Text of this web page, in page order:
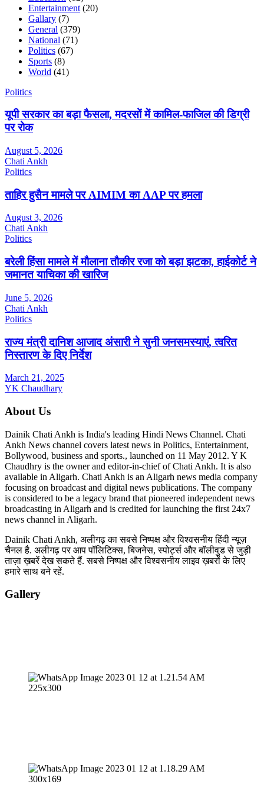
Entertainment (20)
Gallary (7)
General (379)
National (71)
Politics (67)
Sports (8)
World (41)
Politics
यूपी सरकार का बड़ा फैसला, मदरसों में कामिल-फाजिल की डिग्री
पर रोक
August 5, 2026
Chati Ankh
Politics
ताहिर हुसैन मामले पर AIMIM का AAP पर हमला
August 3, 2026
Chati Ankh
Politics
बरेली हिंसा मामले में मौलाना तौकीर रजा को बड़ा झटका, हाईकोर्ट ने
जमानत याचिका की खारिज
June 5, 2026
Chati Ankh
Politics
राज्य मंत्री दानिश आजाद अंसारी ने सुनी जनसमस्याएं, त्वरित
निस्तारण के दिए निर्देश
March 21, 2025
YK Chaudhary
About Us
Dainik Chati Ankh is India's leading Hindi News Channel. Chati
Ankh News channel covers latest news in Politics, Entertainment,
Bollywood, business and sports., launched on 11 May 2012. Y K
Chaudhry is the owner and editor-in-chief of Chati Ankh. It is also
available in Aligarh. Chati Ankh is an Aligarh news media company
focusing on broadcast and digital news publications. The company
is considered to be a legacy brand that pioneered independent news
broadcasting in Aligarh and is credited for launching the first 24x7
news channel in Aligarh.
Dainik Chati Ankh, अलीगढ़ का सबसे निष्पक्ष और विश्वसनीय हिंदी न्यूज़
चैनल है. अलीगढ़ पर आप पॉलिटिक्स, बिजनेस, स्पोर्ट्स और बॉलीवुड से जुड़ी
ताज़ा ख़बरें देख सकते हैं. सबसे निष्पक्ष और विश्वसनीय लाइव ख़बरों के लिए
हमारे साथ बने रहें.
Gallery